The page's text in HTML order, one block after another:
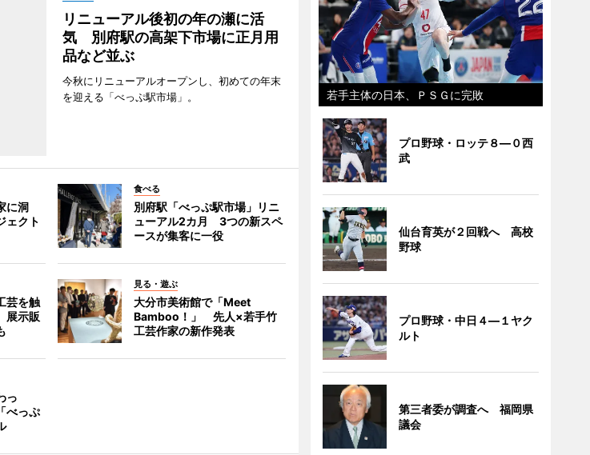
リニューアル後初の年の瀬に活
気 別府駅の高架下市場に正月用
品など並ぶ
今秋にリニューアルオープンし、初めての年末
を迎える「べっぷ駅市場」。
に洞
ェクト
食べる
別府駅「べっぷ駅市場」リニ
ューアル2カ月 3つの新スペ
ースが集客に一役
芸を触
展示販
見る・遊ぶ
大分市美術館で「Meet
Bamboo！」 先人×若手竹
工芸作家の新作発表
っ
べっぷ
若手主体の日本、ＰＳＧに完敗
プロ野球・ロッテ８―０西
武
仙台育英が２回戦へ 高校
野球
プロ野球・中日４―１ヤク
ルト
第三者委が調査へ 福岡県
議会